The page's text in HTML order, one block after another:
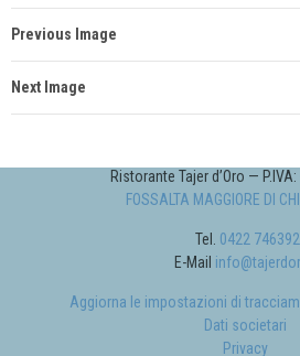
Previous Image
Next Image
Ristorante Tajer d’Oro —
FOSSALTA MAGGIORE DI
Tel. 0422 746392
E-Mail
Aggiorna le impostazioni di
Dati societari
Privacy